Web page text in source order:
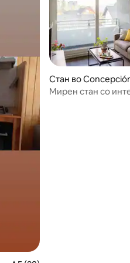
Стан во
Мирeн стан со